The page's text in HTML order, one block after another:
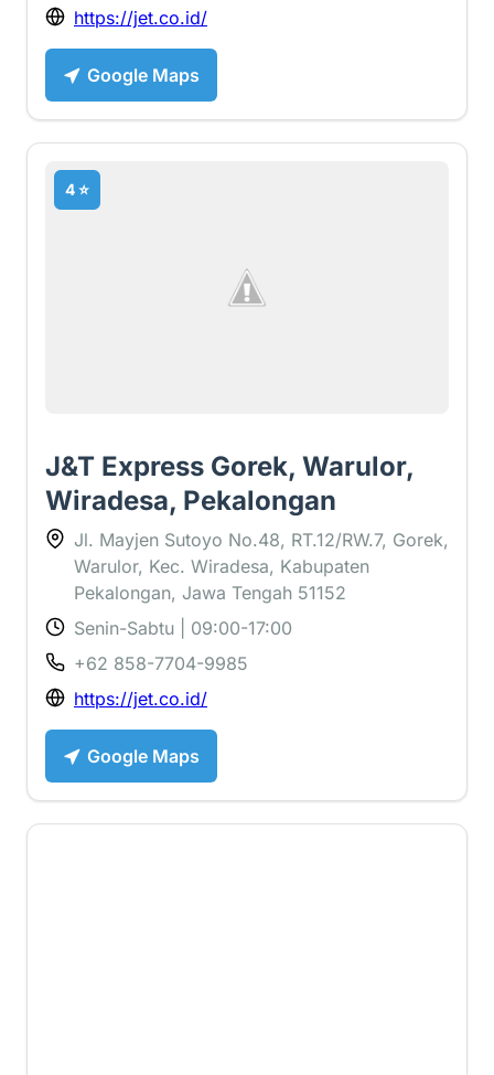
https://jet.co.id/
Google Maps
4 ⭐
J&T Express Gorek, Warulor,
Wiradesa, Pekalongan
Jl. Mayjen Sutoyo No.48, RT.12/RW.7, Gorek,
Warulor, Kec. Wiradesa, Kabupaten
Pekalongan, Jawa Tengah 51152
Senin-Sabtu | 09:00-17:00
+62 858-7704-9985
https://jet.co.id/
Google Maps